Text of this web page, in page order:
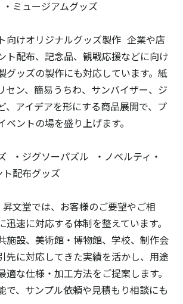
ミュージアムグッズ
向けオリジナルグッズ製作 企業や店
ト配布、記念品、観戦応援などに向け
グッズの製作にも対応しています。紙
セン、簡易うちわ、サンバイザー、ジ
、アイデアを形にする商品展開で、プ
ベントの場を盛り上げます。
・ジグソーパズル ・ノベルティ・
配布グッズ
文堂では、お客様のご要望やご相
迅速に対応する体制を整えています。
施設、美術館・博物館、学校、制作会
先に対応してきた実績を活かし、用途
適な仕様・加工方法をご提案します。
で、サンプル依頼や見積もり相談にも